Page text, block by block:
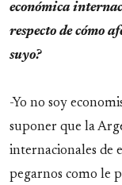
económica
respecto de cómo
suyo?
-Yo no soy
suponer que la
internacionales de
pegarnos como le